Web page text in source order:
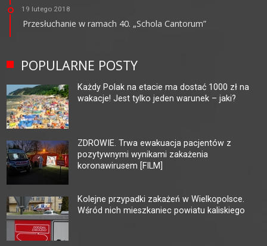
19 lutego 2018
Przesłuchanie w ramach 40. „Schola Cantorum”
POPULARNE POSTY
Każdy Polak na etacie ma dostać 1000 zł na
wakacje! Jest tylko jeden warunek – jaki?
ZDROWIE. Trwa ewakuacja pacjentów z
pozytywnymi wynikami zakażenia
koronawirusem [FILM]
Kolejne przypadki zakażeń w Wielkopolsce.
Wśród nich mieszkaniec powiatu kaliskiego